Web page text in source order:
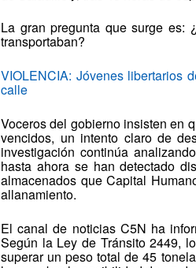
La gran pregunta que surge es:
transportaban?
VIOLENCIA: Jóvenes libertarios
calle
Voceros del gobierno insisten en
vencidos, un intento claro de
investigación continúa
hasta ahora se han detectado
almacenados que Capital
allanamiento.
El canal de noticias C5N ha
Según la Ley de Tránsito 2449,
superar un peso total de 45